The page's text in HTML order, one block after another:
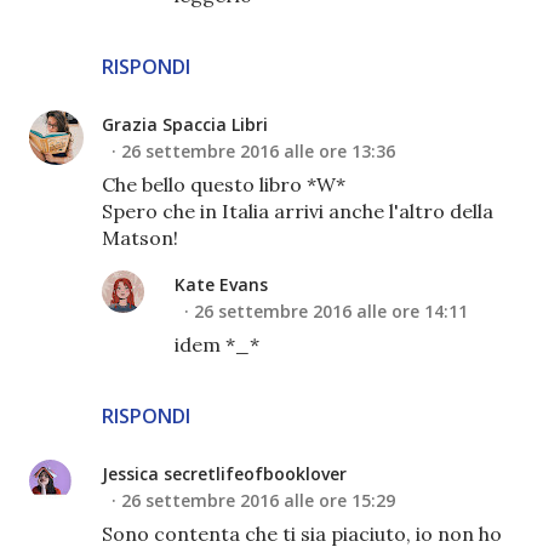
RISPONDI
Grazia Spaccia Libri
26 settembre 2016 alle ore 13:36
Che bello questo libro *W*
Spero che in Italia arrivi anche l'altro della
Matson!
RISPONDI
Kate Evans
26 settembre 2016 alle ore 14:11
idem *_*
Jessica secretlifeofbooklover
26 settembre 2016 alle ore 15:29
Sono contenta che ti sia piaciuto, io non ho